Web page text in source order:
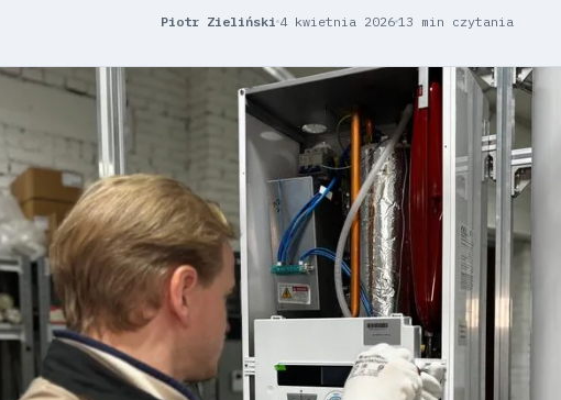
Piotr Zieliński 4 kwietnia 2026 13 min czytania